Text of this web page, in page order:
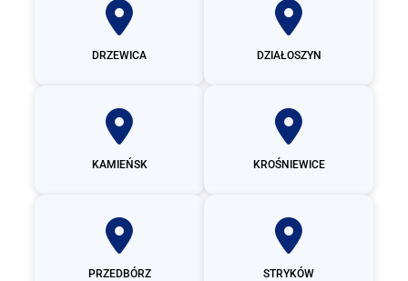
DRZEWICA DZIAŁOSZYN
KAMIEŃSK KROŚNIEWICE
PRZEDBÓRZ STRYKÓW